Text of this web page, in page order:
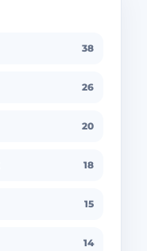
38
26
20
18
15
14